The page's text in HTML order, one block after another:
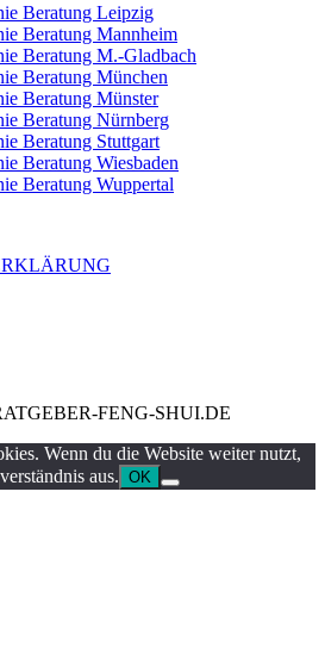
Beratung Leipzig
Beratung Mannheim
Beratung M.-Gladbach
Beratung München
Beratung Münster
Beratung Nürnberg
Beratung Stuttgart
Beratung Wiesbaden
Beratung Wuppertal
FENG-SHUI.DE
Wenn du die Website weiter nutzt,
aus. OK